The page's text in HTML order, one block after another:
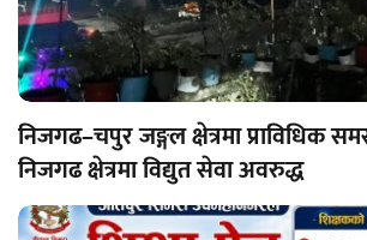
निजगढ–चपुर जङ्गल क्षेत्रमा प्राविधिक
निजगढ क्षेत्रमा विद्युत सेवा अवरुद्ध